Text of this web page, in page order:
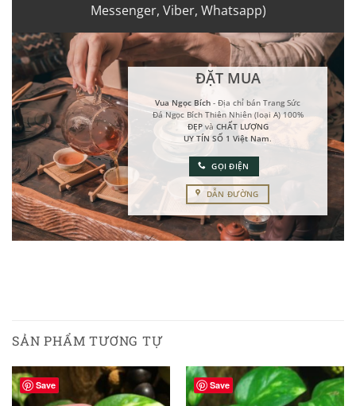
Messenger, Viber, Whatsapp)
ĐẶT MUA
Vua Ngọc Bích - Địa chỉ bán Trang Sức
Đá Ngọc Bích Thiên Nhiên (loại A) 100%
ĐẸPvà CHẤT LƯỢNG
UY TÍN SỐ 1 Việt Nam.
GỌI ĐIỆN
DẪN ĐƯỜNG
SẢN PHẨM TƯƠNG TỰ
Save Save